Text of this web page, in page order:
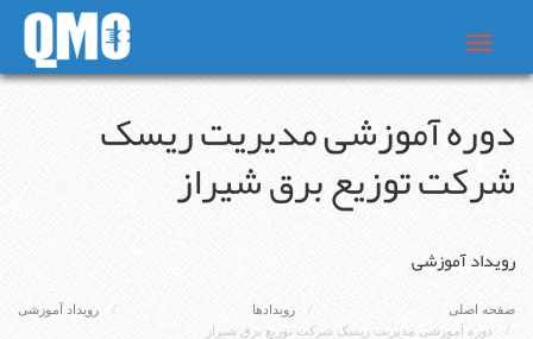
Toggle
دوره آموزشی مدیریت ریسک
شرکت توزیع برق شیراز
رویداد آموزشی
صفحه اصلی رویدادها
رویداد آموزشی
دوره آموزشی مدیریت ریسک شرکت توزیع برق شیراز